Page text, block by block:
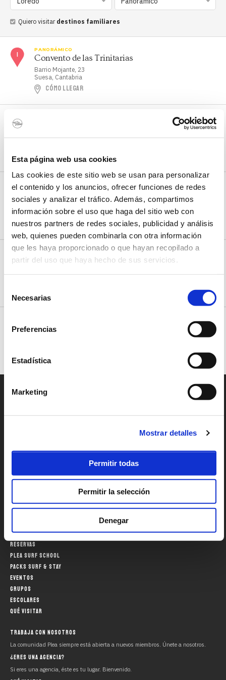
Esta página web usa cookies
Las cookies de este sitio web se usan para personalizar
el contenido y los anuncios, ofrecer funciones de redes
sociales y analizar el tráfico. Además, compartimos
información sobre el uso que haga del sitio web con
nuestros partners de redes sociales, publicidad y análisis
web, quienes pueden combinarla con otra información
que les haya proporcionado o que hayan recopilado a
partir del uso que haya hecho de sus servicios.
Necesarias
Preferencias
Estadística
Marketing
Mostrar detalles
Permitir todas
Permitir la selección
Denegar
Quiero visitar destinos familiares
PANORÁMICO
Convento de las Trinitarias
Barrio Mojante, 23
Suesa, Cantabria
CÓMO LLEGAR
Barrio Latas, 9A
CÓMO LLEGAR
PANORÁMICO
Mirador Isla los Tranquilos
Barrio el Bosque, 98
Loredo, Cantabria
CÓMO LLEGAR
PANORÁMICO
Playa de Somo y Loredo
Playa El Puntal
CÓMO LLEGAR
Barrio del Juncal 10-12
Spain
942 509 163
SNACK BAR
RESERVAS
PLEA SURF SCHOOL
PACKS SURF & STAY
EVENTOS
GRUPOS
ESCOLARES
QUÉ VISITAR
TRABAJA CON NOSOTROS
La comunidad Plea siempre está abierta a nuevos miembros. Únete a nosotros.
¿ERES UNA AGENCIA?
Si eres una agencia, éste es tu lugar. Bienvenido.